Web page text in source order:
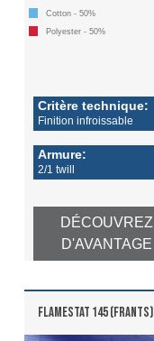
Cotton - 50%
Polyester - 50%
Critère technique:
Finition infroissable
Armure:
2/1 twill
DÉCOUVREZ
D'AVANTAGE
FLAMESTAT 145 (FRANTS)